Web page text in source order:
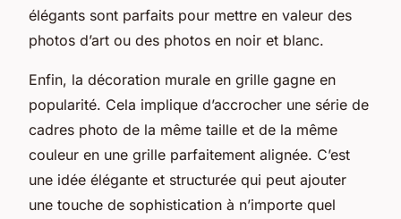
élégants sont parfaits pour mettre en valeur des
photos d’art ou des photos en noir et blanc.
Enfin, la décoration murale en grille gagne en
popularité. Cela implique d’accrocher une série de
cadres photo de la même taille et de la même
couleur en une grille parfaitement alignée. C’est
une idée élégante et structurée qui peut ajouter
une touche de sophistication à n’importe quel